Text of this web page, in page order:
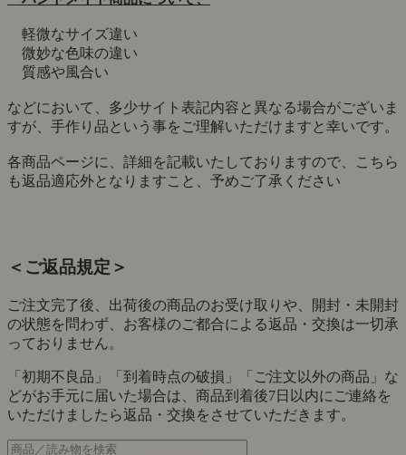
軽微なサイズ違い
微妙な色味の違い
質感や風合い
などにおいて、多少サイト表記内容と異なる場合がございま
すが、手作り品という事をご理解いただけますと幸いです。
各商品ページに、詳細を記載いたしておりますので、こちら
も返品適応外となりますこと、予めご了承ください
＜ご返品規定＞
ご注文完了後、出荷後の商品のお受け取りや、開封・未開封
の状態を問わず、お客様のご都合による返品・交換は一切承
っておりません。
「初期不良品」「到着時点の破損」「ご注文以外の商品」な
どがお手元に届いた場合は、商品到着後7日以内にご連絡を
いただけましたら返品・交換をさせていただきます。